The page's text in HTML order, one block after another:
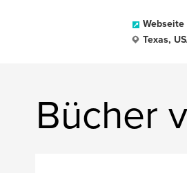
Webseite
Texas,
Bücher